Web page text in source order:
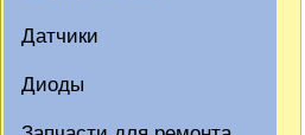
Датчики
Диоды